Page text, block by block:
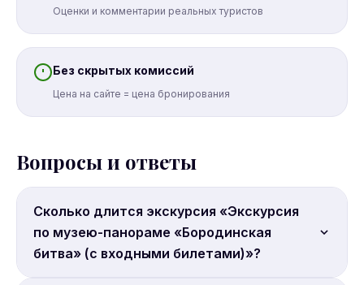
Оценки и комментарии реальных туристов
Без скрытых комиссий
Цена на сайте = цена бронирования
Вопросы и ответы
Сколько длится экскурсия «Экскурсия
по музею-панораме «Бородинская
битва» (с входными билетами)»?